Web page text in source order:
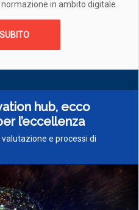
in ambito digitale
hub, ecco
l’eccellenza
e processi di